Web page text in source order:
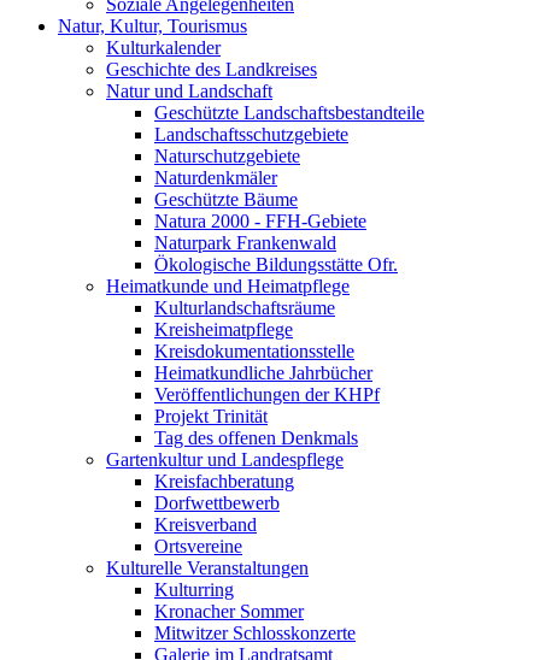
Soziale Angelegenheiten
Natur, Kultur, Tourismus
Kulturkalender
Geschichte des Landkreises
Natur und Landschaft
Geschützte Landschaftsbestandteile
Landschaftsschutzgebiete
Naturschutzgebiete
Naturdenkmäler
Geschützte Bäume
Natura 2000 - FFH-Gebiete
Naturpark Frankenwald
Ökologische Bildungsstätte Ofr.
Heimatkunde und Heimatpflege
Kulturlandschaftsräume
Kreisheimatpflege
Kreisdokumentationsstelle
Heimatkundliche Jahrbücher
Veröffentlichungen der KHPf
Projekt Trinität
Tag des offenen Denkmals
Gartenkultur und Landespflege
Kreisfachberatung
Dorfwettbewerb
Kreisverband
Ortsvereine
Kulturelle Veranstaltungen
Kulturring
Kronacher Sommer
Mitwitzer Schlosskonzerte
Galerie im Landratsamt